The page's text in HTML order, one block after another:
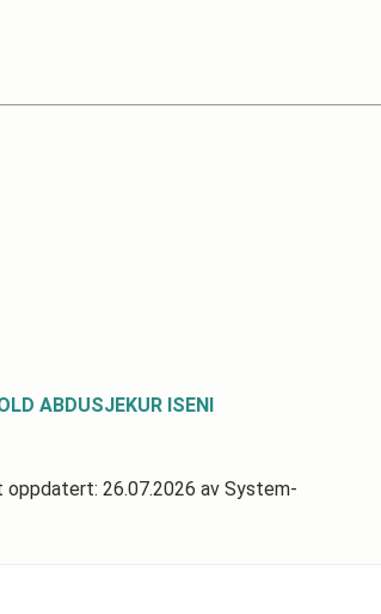
ABDUSJEKUR ISENI
oppdatert: 26.07.2026 av System-